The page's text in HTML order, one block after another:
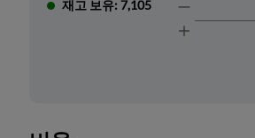
재고 보유: 7,105